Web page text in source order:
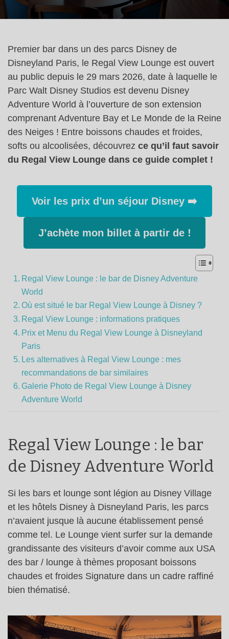
Premier bar dans un des parcs Disney de
Disneyland Paris, le Regal View Lounge est ouvert
au public depuis le 29 mars 2026, date à laquelle le
Parc Walt Disney Studios est devenu Disney
Adventure World à l’ouverture de son extension
comprenant Adventure Bay et Le Monde de la Reine
des Neiges ! Entre boissons chaudes et froides,
softs ou alcoolisées, découvrez ce qu’il faut savoir
du Regal View Lounge dans ce guide complet !
Voir les prix d’un séjour Disney ➡️
J’achète mon billet à partir de !
Regal View Lounge : le bar de Disney Adventure
World
Où est situé le bar Regal View Lounge à Disney ?
Regal View Lounge : informations pratiques
Prix et Menu du Regal View Lounge à Disneyland
Paris
Les alternatives à Regal View Lounge : mes
recommandations de bar similaires
Galerie Photo de Regal View Lounge à Disney
Adventure World
Regal View Lounge : le bar
de Disney Adventure World
Si les bars et lounge sont légion au Disney Village
et les hôtels Disney à Disneyland Paris, les parcs
n’avaient jusque là aucune établissement pensé
comme tel. Le Lounge vient surfer sur la demande
grandissante des visiteurs d’avoir comme aux USA
des bar / lounge à thèmes proposant boissons
chaudes et froides Signature dans un cadre raffiné
bien thématisé.